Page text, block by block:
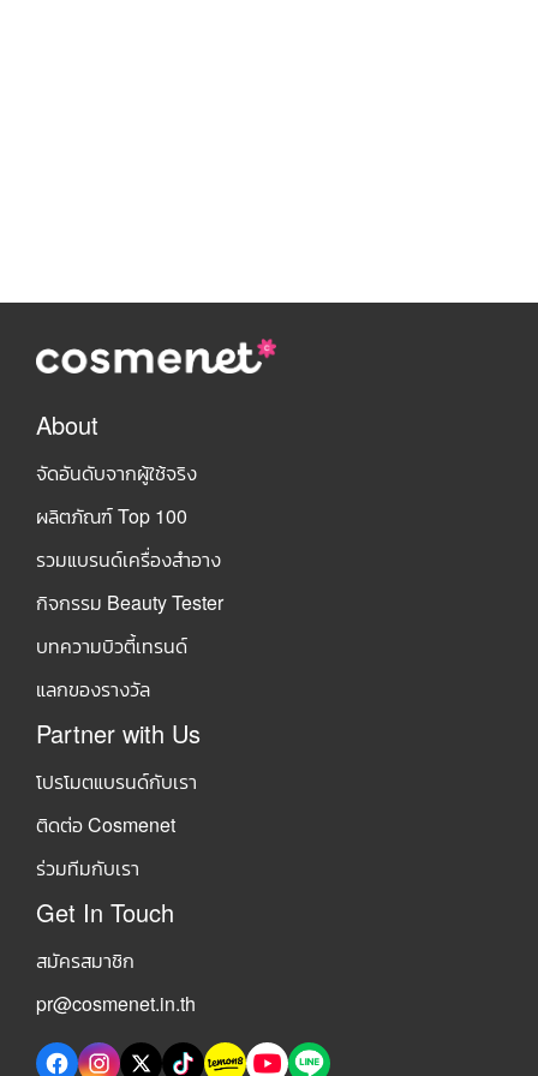
About
จัดอันดับจากผู้ใช้จริง
ผลิตภัณฑ์ Top 100
รวมแบรนด์เครื่องสำอาง
กิจกรรม Beauty Tester
บทความบิวตี้เทรนด์
แลกของรางวัล
Partner with Us
โปรโมตแบรนด์กับเรา
ติดต่อ Cosmenet
ร่วมทีมกับเรา
Get In Touch
สมัครสมาชิก
pr@cosmenet.in.th